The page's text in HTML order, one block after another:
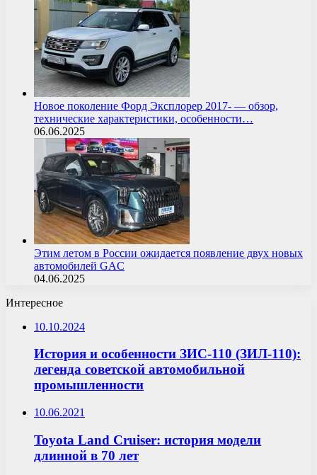
Новое поколение Форд Эксплорер 2017- — обзор,
технические характеристики, особенности…
06.06.2025
Этим летом в России ожидается появление двух новых
автомобилей GAC
04.06.2025
Интересное
10.10.2024
История и особенности ЗИС-110 (ЗИЛ-110):
легенда советской автомобильной
промышленности
10.06.2021
Toyota Land Cruiser: история модели
длинной в 70 лет